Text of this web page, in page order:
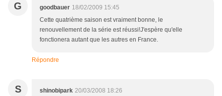
G goodbauer 18/02/2009 15:45
Cette quatrième saison est vraiment bonne, le
renouvellement de la série est réussi!J'espère qu'elle
fonctionera autant que les autres en France.
Répondre
S shinobipark 20/03/2008 18:26